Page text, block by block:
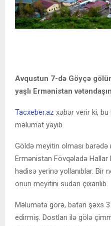
Avqustun 7-də Göyçə
yaşlı Ermənistan
Tacxeber.az xəbər verir ki,
məlumat yayıb.
Göldə meyitin olması
Ermənistan Fövqəladə Hallar
hadisə yerinə yollanıblar. Bir
onun meyitini sudan çıxarılıb.
Məlumata görə, batan şəxs 3
edirmiş. Dostları ilə gölə